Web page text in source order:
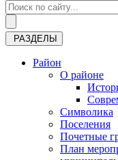
РАЗДЕЛЫ
Район
О районе
Символика
Поселения
Почетные
План